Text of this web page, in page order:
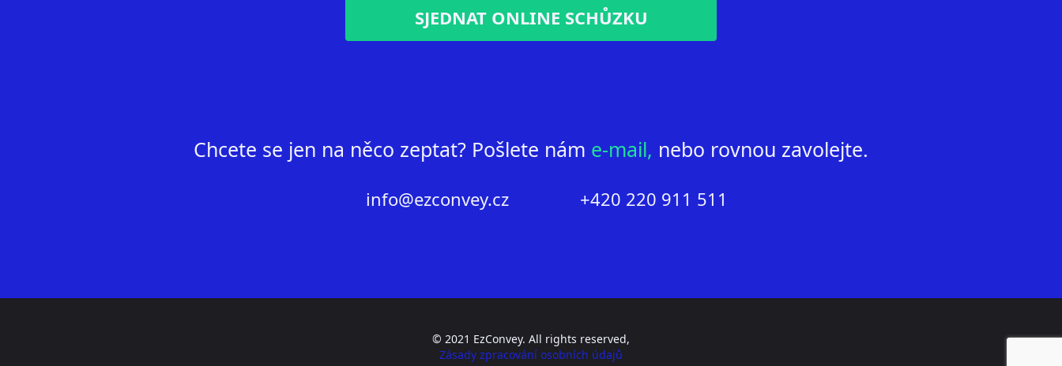
SJEDNAT ONLINE SCHŮZKU
Chcete se jen na něco zeptat? Pošlete nám e-mail, nebo rovnou zavolejte.
info@ezconvey.cz +420 220 911 511
© 2021 EzConvey. All rights reserved,
Zásady zpracování osobních údajů